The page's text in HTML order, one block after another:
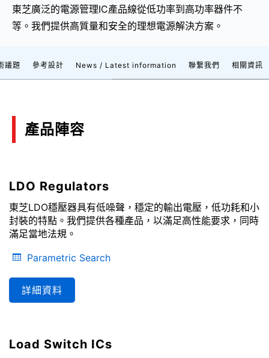
東芝廣泛的電源管理IC產品線從低功率到高功率器件不
等。我們提供高質量和安全的理想電源解決方案。
議題 參考設計 News / Latest information 聯繫我們 相關資訊
產品陣容
LDO Regulators
東芝LDO穩壓器具有低噪聲，穩定的輸出電壓，低功耗和小
封裝的特點。我們提供各種產品，以滿足高性能要求，同時
滿足當地法規。
Parametric Search
詳細資料
Load Switch ICs